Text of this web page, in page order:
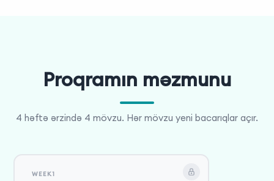
Proqramın məzmunu
4 həftə ərzində 4 mövzu. Hər mövzu yeni bacarıqlar açır.
WEEK1